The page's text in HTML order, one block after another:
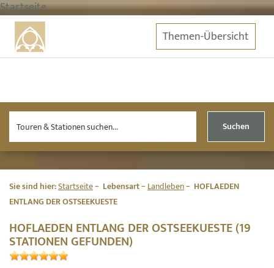
Startseite
Themen-Übersicht
Suchen
Sie sind hier:Startseite Lebensart Landleben
HOFLAEDEN
ENTLANG DER OSTSEEKUESTE
HOFLAEDEN ENTLANG DER OSTSEEKUESTE (19
STATIONEN GEFUNDEN)